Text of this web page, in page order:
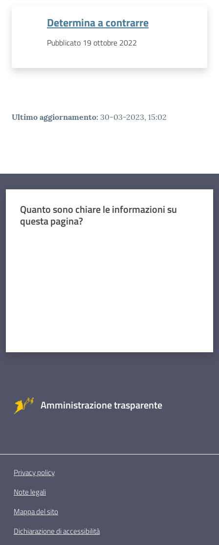
Determina a contrarre
Pubblicato 19 ottobre 2022
Ultimo aggiornamento: 30-03-2023, 15:02
Quanto sono chiare le informazioni su
questa pagina?
Amministrazione trasparente
Privacy policy
Note legali
Mappa del sito
Dichiarazione di accessibilità